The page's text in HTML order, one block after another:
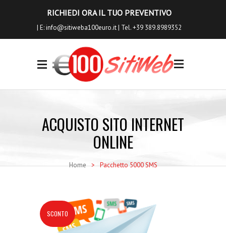
0
Siti Internet
Siti Ecommerce
Seo a Basso Costo
Richiedi Anteprima
RICHIEDI ORA IL TUO PREVENTIVO
| E:info@sitiweba100euro.it| Tel. +39 389.8989352
ACQUISTO SITO INTERNET
ONLINE
Home > Pacchetto 5000 SMS
SCONTO